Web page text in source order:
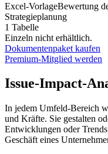
Excel-VorlageBewertung
Strategieplanung
1 Tabelle
Einzeln nicht erhältlich.
Dokumentenpaket kaufen
Premium-Mitglied werden
Issue-Impact-
In jedem Umfeld-Bereich
und Kräfte. Sie gestalten
Entwicklungen oder
Geschäft eines